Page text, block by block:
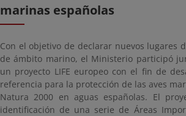
marinas españolas
Con el objetivo de declarar nuevos lugares
de ámbito marino, el Ministerio participó
un proyecto LIFE europeo con el fin de
referencia para la protección de las aves
Natura 2000 en aguas españolas. El
identificación de una serie de Áreas